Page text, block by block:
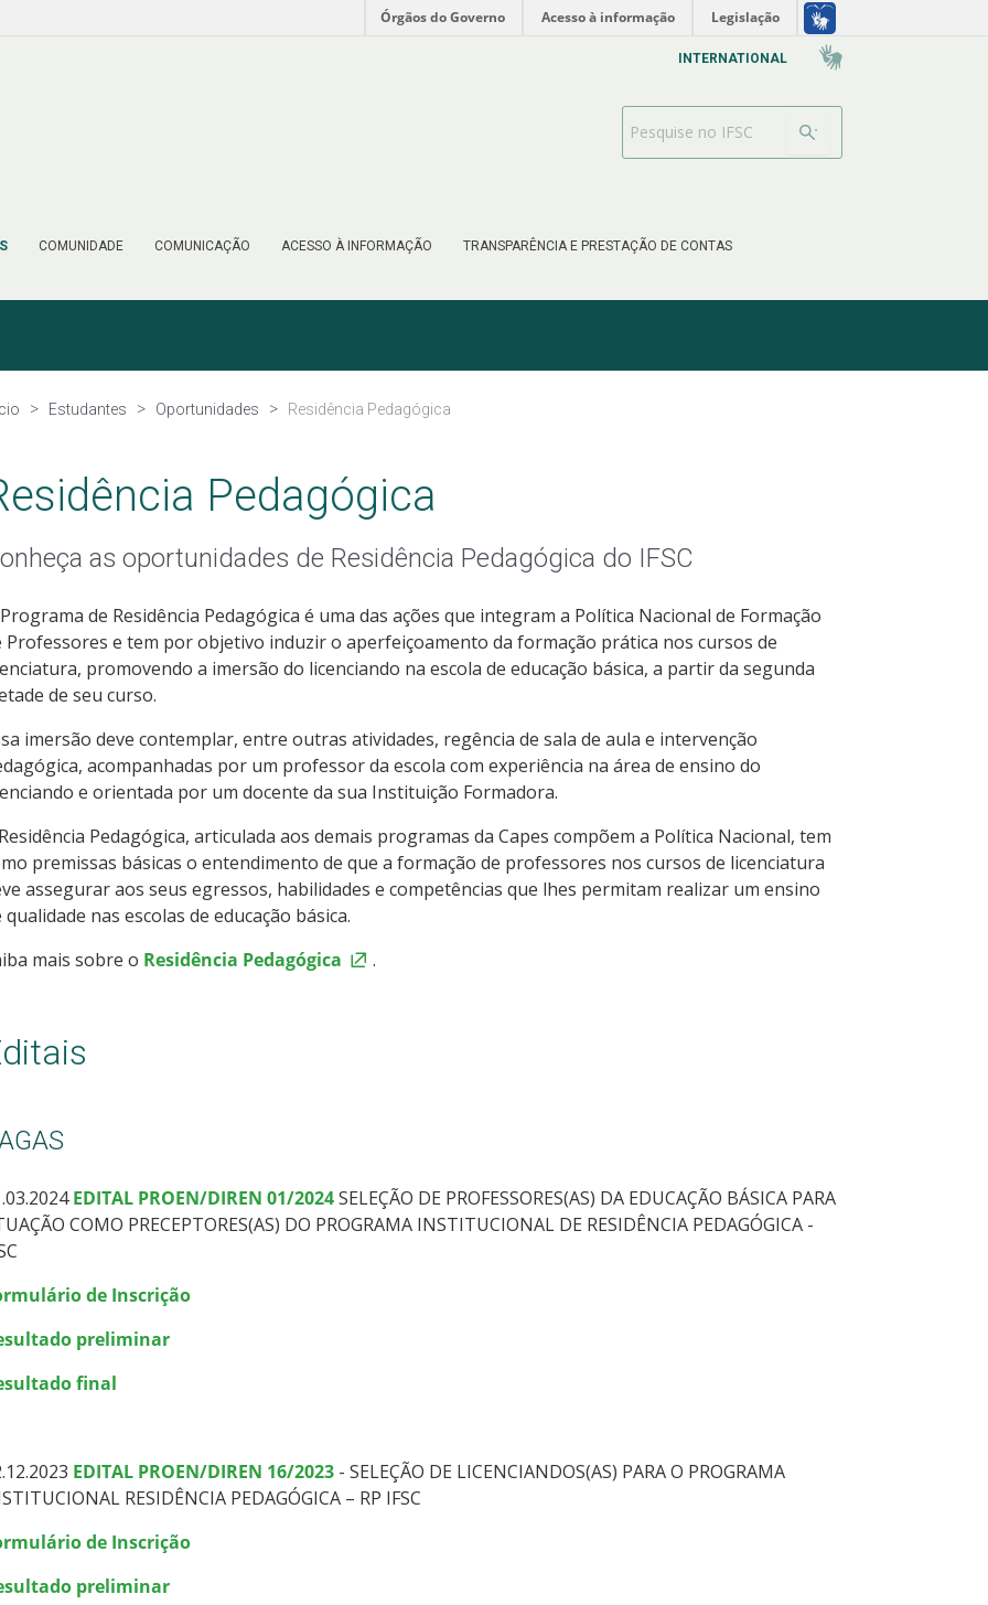
Órgãos do Governo Acesso à informação Legislação
COMUNIDADE COMUNICAÇÃO ACESSO À INFORMAÇÃO TRANSPARÊNCIA E PRESTAÇÃO DE CONTAS
INTERNATIONAL
Search Bar
Estudantes Oportunidades Residência Pedagógica
Pedagógica
as oportunidades de Residência Pedagógica do IFSC
de Residência Pedagógica é uma das ações que integram a Política Nacional de Formação
Professores e tem por objetivo induzir o aperfeiçoamento da formação prática nos cursos de
promovendo a imersão do licenciando na escola de educação básica, a partir da segunda
de seu curso.
imersão deve contemplar, entre outras atividades, regência de sala de aula e intervenção
acompanhadas por um professor da escola com experiência na área de ensino do
e orientada por um docente da sua Instituição Formadora.
Pedagógica, articulada aos demais programas da Capes compõem a Política Nacional, tem
premissas básicas o entendimento de que a formação de professores nos cursos de licenciatura
assegurar aos seus egressos, habilidades e competências que lhes permitam realizar um ensino
qualidade nas escolas de educação básica.
mais sobre o Residência Pedagógica .
EDITAL PROEN/DIREN 01/2024SELEÇÃO DE PROFESSORES(AS) DA EDUCAÇÃO BÁSICA PARA
COMO PRECEPTORES(AS) DO PROGRAMA INSTITUCIONAL DE RESIDÊNCIA PEDAGÓGICA -
de Inscrição
preliminar
final
EDITAL PROEN/DIREN 16/2023- SELEÇÃO DE LICENCIANDOS(AS) PARA O PROGRAMA
RESIDÊNCIA PEDAGÓGICA – RP IFSC
de Inscrição
preliminar